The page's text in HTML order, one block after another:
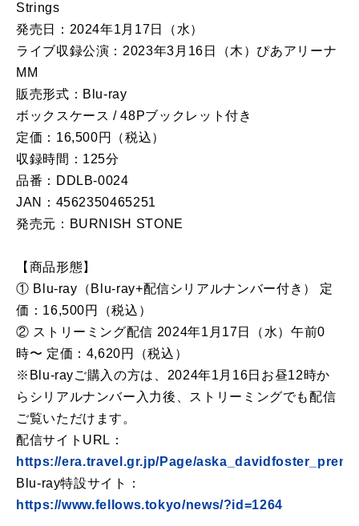
Strings
発売⽇：2024年1⽉17⽇（⽔）
ライブ収録公演：2023年3⽉16⽇（⽊）ぴあアリーナ
MM
販売形式：Blu-ray
ボックスケース / 48Pブックレット付き
定価：16,500円（税込）
収録時間：125分
品番：DDLB-0024
JAN：4562350465251
発売元：BURNISH STONE
【商品形態】
① Blu-ray（Blu-ray+配信シリアルナンバー付き） 定
価：16,500円（税込）
② ストリーミング配信 2024年1⽉17⽇（⽔）午前0
時〜 定価：4,620円（税込）
※Blu-rayご購⼊の⽅は、2024年1⽉16⽇お昼12時か
らシリアルナンバー⼊⼒後、ストリーミングでも配信
ご覧いただけます。
配信サイトURL：
https://era.travel.gr.jp/Page/
Blu-ray特設サイト：
https://www.fellows.tokyo/news/?id=1264